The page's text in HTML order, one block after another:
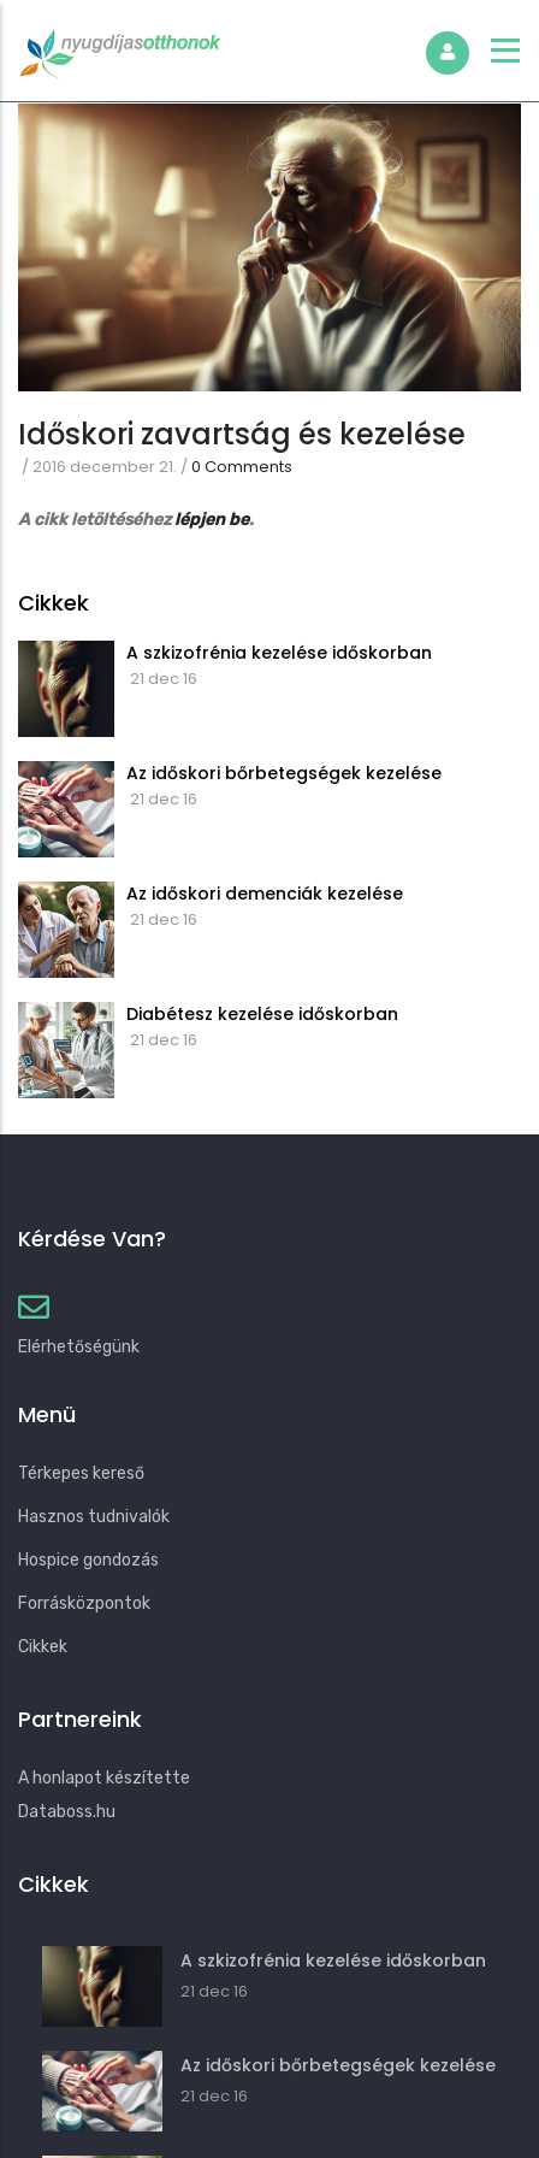
Időskori zavartság és kezelése
/ 2016 december 21. /0 Comments
A cikk letöltéséhezlépjen be.
Cikkek
A szkizofrénia kezelése időskorban
21 dec 16
Az időskori bőrbetegségek kezelése
21 dec 16
Az időskori demenciák kezelése
21 dec 16
Diabétesz kezelése időskorban
21 dec 16
Kérdése Van?
Elérhetőségünk
Menü
Térkepes kereső
Hasznos tudnivalók
Hospice gondozás
Forrásközpontok
Cikkek
Partnereink
A honlapot készítette
Databoss.hu
Cikkek
A szkizofrénia kezelése időskorban
21 dec 16
Az időskori bőrbetegségek kezelése
21 dec 16